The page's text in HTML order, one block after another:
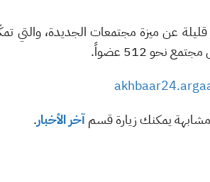
نحو 512 عضواً.
مشابهة يمكنك زيارة قسمآخر الأخبار.